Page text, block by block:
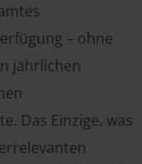
– ohne
jährlichen
Das Einzige, was